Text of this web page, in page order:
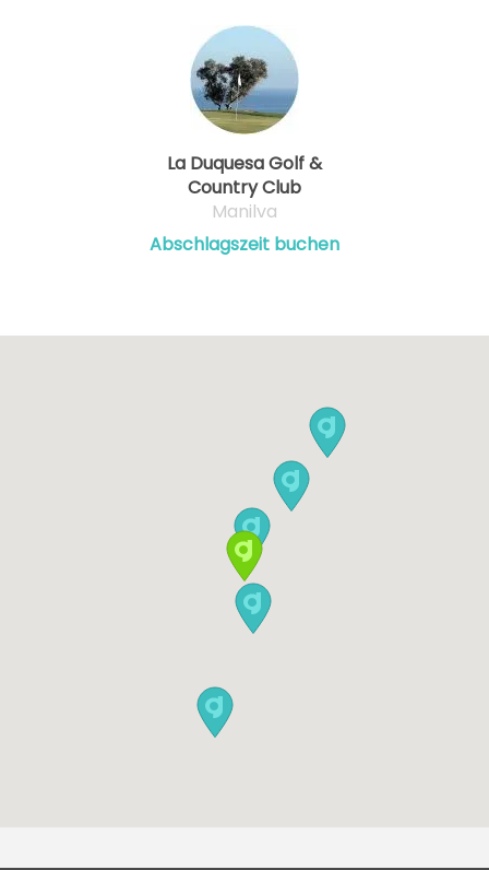
La Duquesa Golf &
Country Club
Manilva
Abschlagszeit buchen